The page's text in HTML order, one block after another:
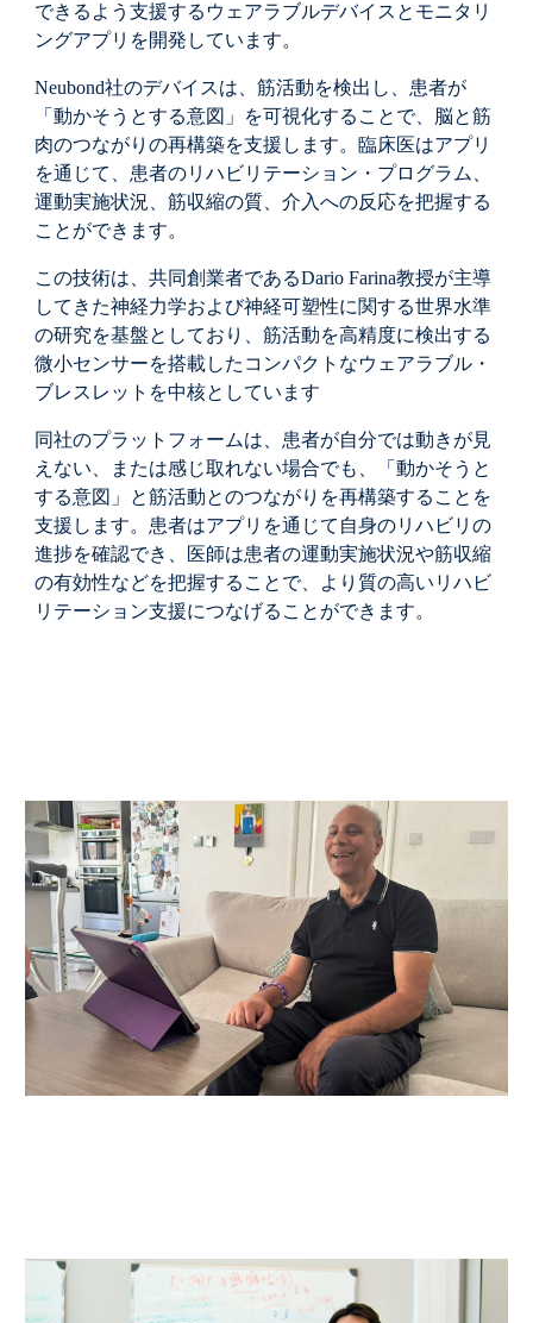
できるよう支援するウェアラブルデバイスとモニタリ
ングアプリを開発しています。
Neubond社のデバイスは、筋活動を検出し、患者が
「動かそうとする意図」を可視化することで、脳と筋
肉のつながりの再構築を支援します。臨床医はアプリ
を通じて、患者のリハビリテーション・プログラム、
運動実施状況、筋収縮の質、介入への反応を把握する
ことができます。
この技術は、共同創業者であるDario Farina教授が主導
してきた神経力学および神経可塑性に関する世界水準
の研究を基盤としており、筋活動を高精度に検出する
微小センサーを搭載したコンパクトなウェアラブル・
ブレスレットを中核としています
同社のプラットフォームは、患者が自分では動きが見
えない、または感じ取れない場合でも、「動かそうと
する意図」と筋活動とのつながりを再構築することを
支援します。患者はアプリを通じて自身のリハビリの
進捗を確認でき、医師は患者の運動実施状況や筋収縮
の有効性などを把握することで、より質の高いリハビ
リテーション支援につなげることができます。